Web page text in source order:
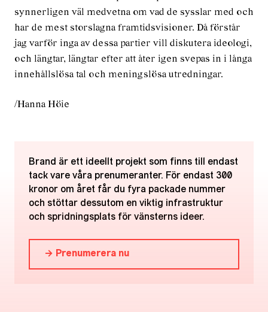
synnerligen väl medvetna om vad de sysslar med och
har de mest storslagna framtidsvisioner. Då förstår
jag varför inga av dessa partier vill diskutera ideologi,
och längtar, längtar efter att åter igen svepas in i långa
innehållslösa tal och meningslösa utredningar.
/Hanna Höie
Brand är ett ideellt projekt som finns till endast
tack vare våra prenumeranter. För endast 300
kronor om året får du fyra packade nummer
och stöttar dessutom en viktig infrastruktur
och spridningsplats för vänsterns ideer.
→ Prenumerera nu